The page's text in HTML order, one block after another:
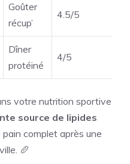
Goûter
récup’
4.5/5
Dîner
protéiné
4/5
votre nutrition sportive
source de lipides
complet après une
🥖